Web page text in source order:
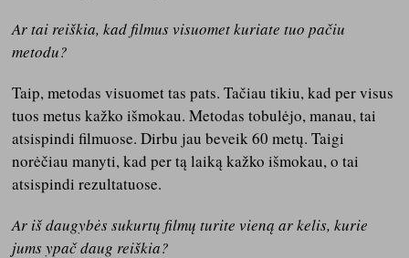
Ar tai reiškia, kad filmus visuomet kuriate tuo pačiu
metodu?
Taip, metodas visuomet tas pats. Tačiau tikiu, kad per visus
tuos metus kažko išmokau. Metodas tobulėjo, manau, tai
atsispindi filmuose. Dirbu jau beveik 60 metų. Taigi
norėčiau manyti, kad per tą laiką kažko išmokau, o tai
atsispindi rezultatuose.
Ar iš daugybės sukurtų filmų turite vieną ar kelis, kurie
jums ypač daug reiškia?